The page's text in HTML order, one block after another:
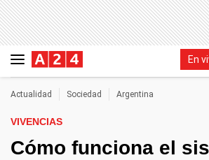
En
Actualidad Sociedad Argentina
VIVENCIAS
Cómo funciona el